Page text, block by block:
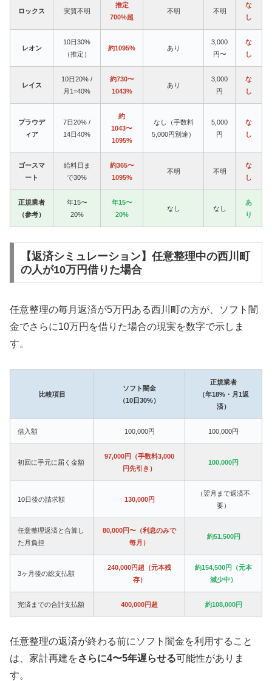
ロックス 実質不明
推定
700%超
不明 不明
な
し
レオン
10日30%
（推定）
約1095% あり
3,000
円〜
な
し
レイス
10日20% /
月1=40%
約730〜
1043%
あり
3,000
円
な
し
プラウデ
ィア
7日20% /
14日40%
約
1043〜
1095%
なし（手数料
5,000円別途）
5,000
円
な
し
ゴースマ
ート
給料日ま
で30%
約365〜
1095%
不明 不明
な
し
正規業者
（参考）
年15〜
20%
年15〜
20%
なし なし
あ
り
【返済シミュレーション】任意整理中の西川町
の人が10万円借りた場合
任意整理の毎月返済が5万円ある西川町の方が、ソフト闇
金でさらに10万円を借りた場合の現実を数字で示しま
す。
比較項目
ソフト闇金
（10日30%）
正規業者
（年18%・月1返
済）
借入額 100,000円 100,000円
初回に手元に届く金額
97,000円（手数料3,000
円先引き）
100,000円
10日後の請求額 130,000円
（翌月まで返済不
要）
任意整理返済と合算し
た月負担
80,000円〜（利息のみで
毎月）
約51,500円
3ヶ月後の総支払額
240,000円超（元本残
存）
約154,500円（元本
減少中）
完済までの合計支払額 400,000円超 約108,000円
任意整理の返済が終わる前にソフト闇金を利用すること
は、家計再建をさらに4〜5年遅らせる可能性がありま
す。